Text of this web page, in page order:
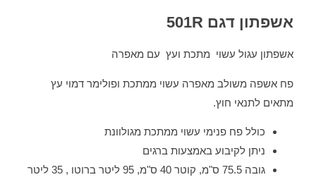
אשפתון דגם 501R
אשפתון עגול עשוי מתכת ועץ עם מאפרה
פח אשפה משולב מאפרה עשוי ממתכת ופולימר דמוי עץ
מתאים לתנאי חוץ.
כולל פח פנימי עשוי ממתכת מגולוונת
ניתן לקיבוע באמצעות ברגים
גובה 75.5 ס"מ, קוטר 40 ס"מ, 95 ליטר ברוטו , 35 ליטר